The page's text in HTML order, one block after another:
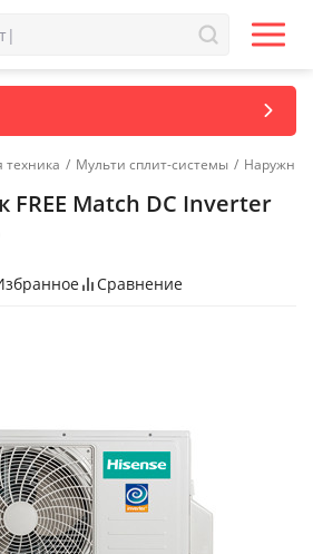
техника / Мульти сплит-системы / Наружные
Match DC Inverter
Сравнение